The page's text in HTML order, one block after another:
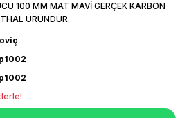
100 MM MAT MAVİ GERÇEK KARBON
ÜRÜNDÜR.